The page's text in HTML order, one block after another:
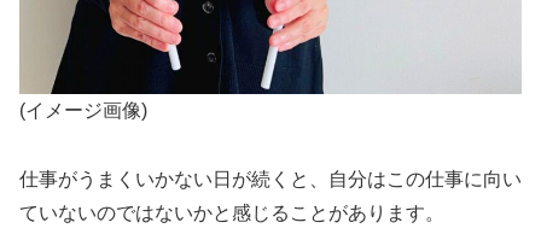
(イメージ画像)
仕事がうまくいかない日が続くと、自分はこの仕事に向い
ていないのではないかと感じることがあります。